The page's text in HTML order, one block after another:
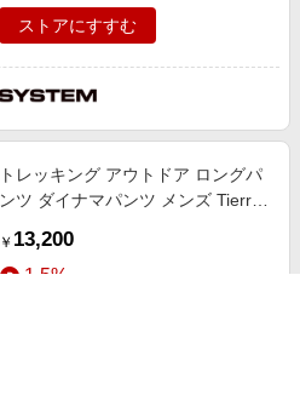
ストアにすすむ
トレッキング アウトドア ロングパ
ンツ ダイナマパンツ メンズ Tierra
￥ 13,200
1.5%